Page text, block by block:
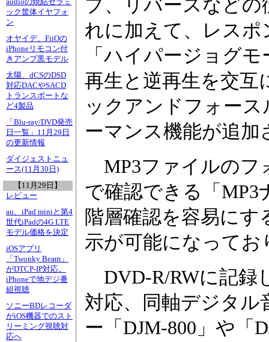
audioの焼結セラミ
ック筐体イヤフォ
ン
オヤイデ、FiiOの
iPhoneリモコン付
きアンプ黒モデル
太陽、dCSのDSD
対応DACやSACD
トランスポートな
ど4製品
「Blu-ray/DVD発売
日一覧」11月29日
の更新情報
ダイジェストニュ
ース(11月30日)
【11月29日】
レビュー
au、iPad miniと第4
世代iPadの4G LTE
モデル価格を決定
iOSアプリ
「Twonky Beam」
がDTCP-IP対応。
iPhoneで地デジ番
組視聴
ソニーBDレコーダ
がiOS機器でのスト
リーミング視聴対
応へ
プ、リバースなど
れに加えて、レス
「ハイパージョグ
再生と逆再生を交互
ックアンドフォー
ーマンス機能が追加
MP3ファイルのフ
で確認できる「
階層確認を容易にす
示が可能になって
DVD-R/RWに記録
対応、同軸デジタル
ー「DJM-800」や「